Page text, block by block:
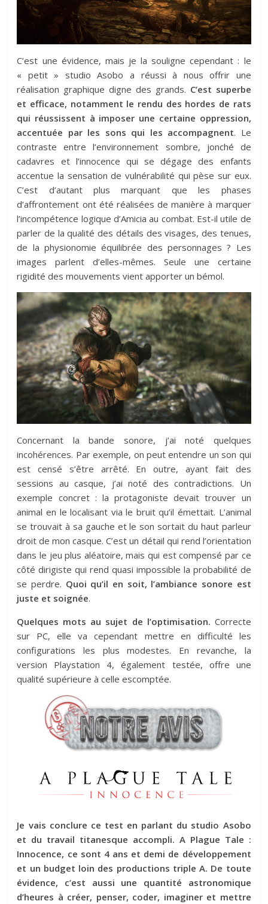
C’est une évidence, mais je la souligne cependant : le
« petit » studio Asobo a réussi à nous offrir une
réalisation graphique digne des grands. C’est superbe
et efficace, notamment le rendu des hordes de rats
qui réussissent à imposer une certaine oppression,
accentuée par les sons qui les accompagnent. Le
contraste entre l’environnement sombre, jonché de
cadavres et l’innocence qui se dégage des enfants
accentue la sensation de vulnérabilité qui pèse sur eux.
C’est d’autant plus marquant que les phases
d’affrontement ont été réalisées de manière à marquer
l’incompétence logique d’Amicia au combat. Est-il utile de
parler de la qualité des détails des visages, des tenues,
de la physionomie équilibrée des personnages ? Les
images parlent d’elles-mêmes. Seule une certaine
rigidité des mouvements vient apporter un bémol.
Concernant la bande sonore, j’ai noté quelques
incohérences. Par exemple, on peut entendre un son qui
est censé s’être arrêté. En outre, ayant fait des
sessions au casque, j’ai noté des contradictions. Un
exemple concret : la protagoniste devait trouver un
animal en le localisant via le bruit qu’il émettait. L’animal
se trouvait à sa gauche et le son sortait du haut parleur
droit de mon casque. C’est un détail qui rend l’orientation
dans le jeu plus aléatoire, mais qui est compensé par ce
côté dirigiste qui rend quasi impossible la probabilité de
se perdre. Quoi qu’il en soit, l’ambiance sonore est
juste et soignée.
Quelques mots au sujet de l’optimisation. Correcte
sur PC, elle va cependant mettre en difficulté les
configurations les plus modestes. En revanche, la
version Playstation 4, également testée, offre une
qualité supérieure à celle escomptée.
Je vais conclure ce test en parlant du studio Asobo
et du travail titanesque accompli. A Plague Tale :
Innocence, ce sont 4 ans et demi de développement
et un budget loin des productions triple A. De toute
évidence, c’est aussi une quantité astronomique
d’heures à créer, penser, coder, imaginer et mettre